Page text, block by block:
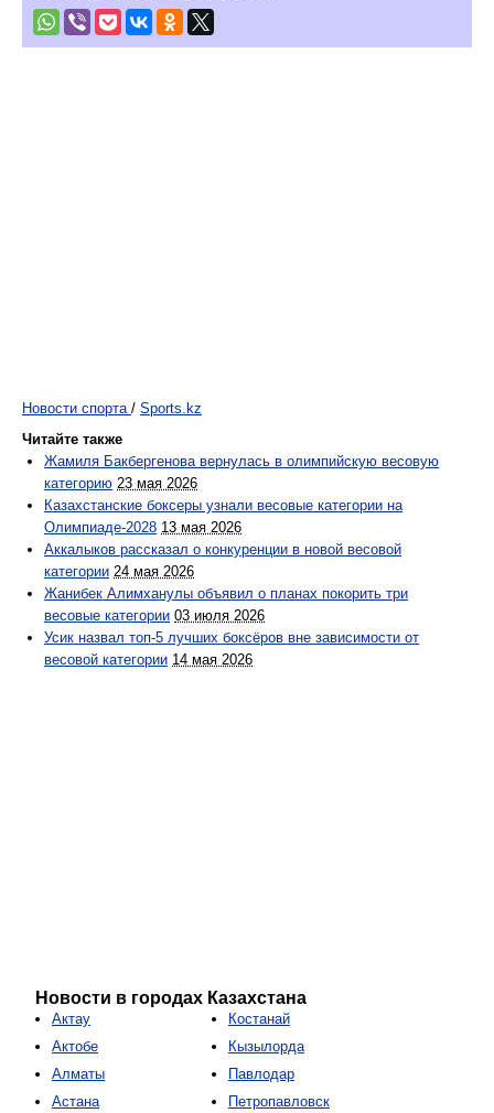
Новости спорта / Sports.kz
Читайте также
Жамиля Бакбергенова вернулась в олимпийскую весовую
категорию 23 мая 2026
Казахстанские боксеры узнали весовые категории на
Олимпиаде-2028 13 мая 2026
Аккалыков рассказал о конкуренции в новой весовой
категории 24 мая 2026
Жанибек Алимханулы объявил о планах покорить три
весовые категории 03 июля 2026
Усик назвал топ-5 лучших боксёров вне зависимости от
весовой категории 14 мая 2026
Новости в городах Казахстана
Актау
Актобе
Алматы
Астана
Костанай
Кызылорда
Павлодар
Петропавловск